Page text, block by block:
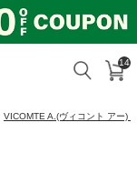
検索 カ
14
VICOMTE A.(ヴィコント アー)